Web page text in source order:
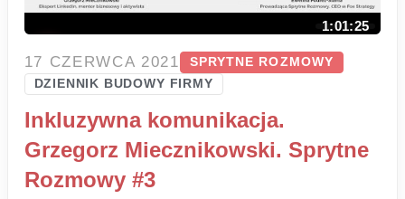
1:01:25
17 CZERWCA 2021
SPRYTNE ROZMOWY
DZIENNIK BUDOWY FIRMY
Inkluzywna komunikacja.
Grzegorz Miecznikowski. Sprytne
Rozmowy #3